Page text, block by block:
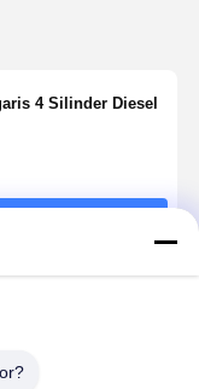
4 Silinder Diesel